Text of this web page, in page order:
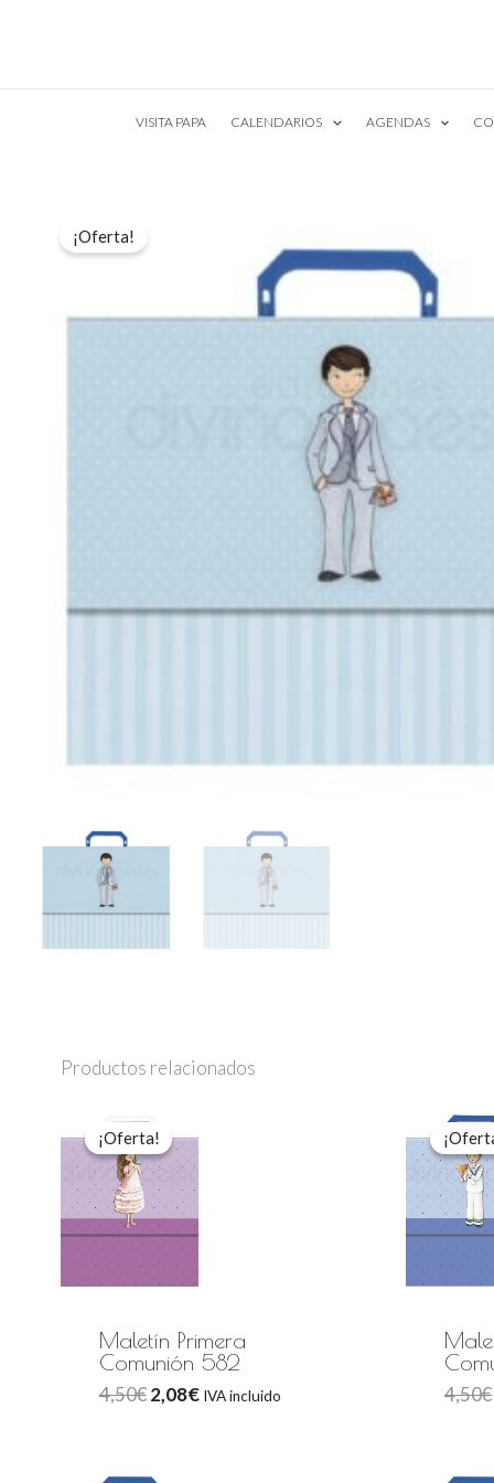
VISITA PAPA CALENDARIOS AGENDAS
¡Oferta!
Productos relacionados
¡Oferta!
¡Oferta!
Maletín Primera
Comunión 582
4,50€
precio
original
era:
4,50€.
2,08€
actual
IVA incluido 4,50€